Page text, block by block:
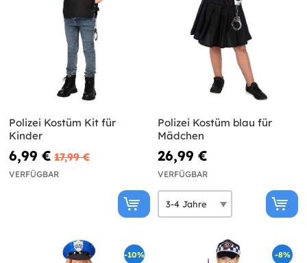
Polizei Kostüm Kit für
Kinder
6,99 € 17,99 €
VERFÜGBAR
Polizei Kostüm blau für
Mädchen
26,99 €
VERFÜGBAR
-10% -8%